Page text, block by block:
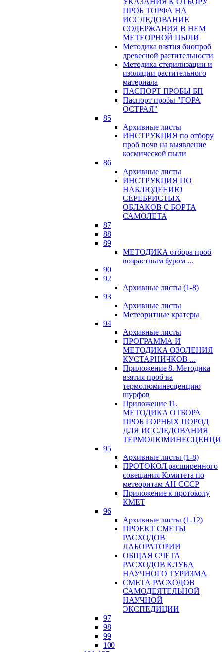
УКАЗАНИЯ К ОТБОРУ
ПРОБ ТОРФА НА
ИССЛЕДОВАНИЕ
СОДЕРЖАНИЯ В НЕМ
МЕТЕОРНОЙ ПЫЛИ
Методика взятия биопроб
древесной растительности
Методика стерилизации и
изоляции растительного
материала
ПАСПОРТ ПРОБЫ БП
Паспорт пробы "ГОРА
ОСТРАЯ"
85
Архивные листы
ИНСТРУКЦИЯ по отбору
проб почв на выявление
космической пыли
86
Архивные листы
ИНСТРУКЦИЯ ПО
НАБЛЮДЕНИЮ
СЕРЕБРИСТЫХ
ОБЛАКОВ С БОРТА
САМОЛЕТА
87
88
89
МЕТОДИКА отбора проб
возрастным буром ...
90
92
Архивные листы (1-8)
93
Архивные листы
Метеоритные кратеры
94
Архивные листы
ПРОГРАММА И
МЕТОДИКА ОЗОЛЕНИЯ
КУСТАРНИЧКОВ ...
Приложение 8. Методика
взятия проб на
термолюминесценцию
шурфов
Приложение 11.
МЕТОДИКА ОТБОРА
ПРОБ ГОРНЫХ ПОРОД
ДЛЯ ИССЛЕДОВАНИЯ
95
Архивные листы (1-8)
ПРОТОКОЛ расширенного
совещания Комитета по
метеоритам АН СССР
Приложение к протоколу
КМЕТ
96
Архивные листы (1-12)
ПРОЕКТ СМЕТЫ
РАСХОДОВ
ЛАБОРАТОРИИ
ОБЩАЯ СЧЕТА
РАСХОДОВ КЛУБА
НАУЧНОГО ТУРИЗМА
СМЕТА РАСХОДОВ
САМОДЕЯТЕЛЬНОЙ
НАУЧНОЙ
ЭКСПЕДИЦИИ
97
98
99
100